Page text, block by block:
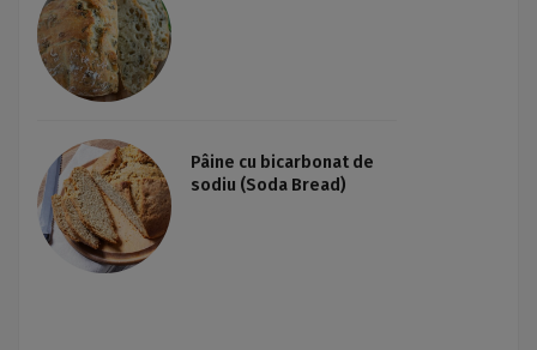
Pâine cu bicarbonat de
sodiu (Soda Bread)